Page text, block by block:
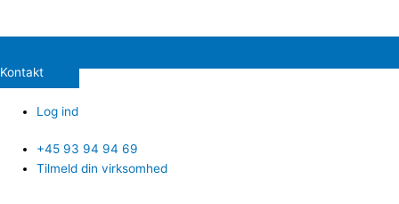
Kontakt
Log ind
+45 93 94 94 69
Tilmeld din virksomhed